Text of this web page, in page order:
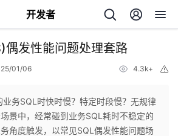
开发者
偶发性能问题处理套路
01/06 4.3k+
业务SQL时快时慢？特定时段慢？无规律
景中，经常碰到业务SQL耗时不稳定的
角度触发，以常见SQL偶发性能问题场